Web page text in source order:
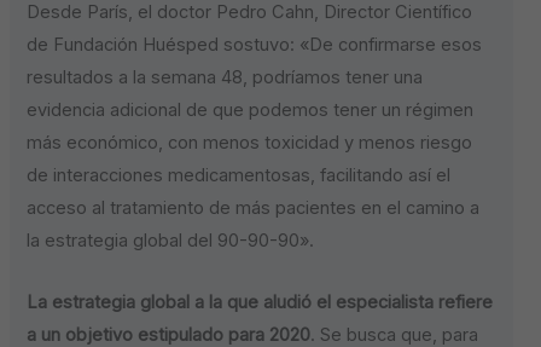
Desde París, el doctor Pedro Cahn, Director Científico
de Fundación Huésped sostuvo: «De confirmarse esos
resultados a la semana 48, podríamos tener una
evidencia adicional de que podemos tener un régimen
más económico, con menos toxicidad y menos riesgo
de interacciones medicamentosas, facilitando así el
acceso al tratamiento de más pacientes en el camino a
la estrategia global del 90-90-90».
La estrategia global a la que aludió el especialista refiere
a un objetivo estipulado para 2020. Se busca que, para